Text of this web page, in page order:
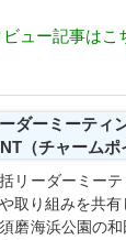
ュー記事はこ
ダーミーティ
（チャーム
括リーダーミー
取り組みを共
磨海浜公園の